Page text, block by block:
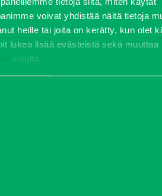
voivat yhdistää näitä tietoja
heille tai joita on kerätty, kun olet
lukea lisää evästeistä sekä muuttaa
sivulta.
7458 686